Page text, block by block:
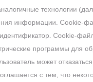
технологии
информации.
Cookie-
программы
может
с тем, что